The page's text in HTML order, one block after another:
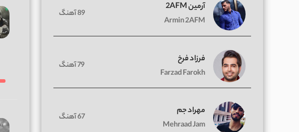
آرمین 2AFM
Armin 2AFM
89 آهنگ
فرزاد فرخ
Farzad Farokh
79 آهنگ
مهراد جم
Mehraad Jam
67 آهنگ